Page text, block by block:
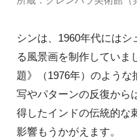
シンは、1960年代には
る風景画を制作していま
題》（1976年）のよう
写やパターンの反復から
得したインドの伝統的な
影響もうかがえます。